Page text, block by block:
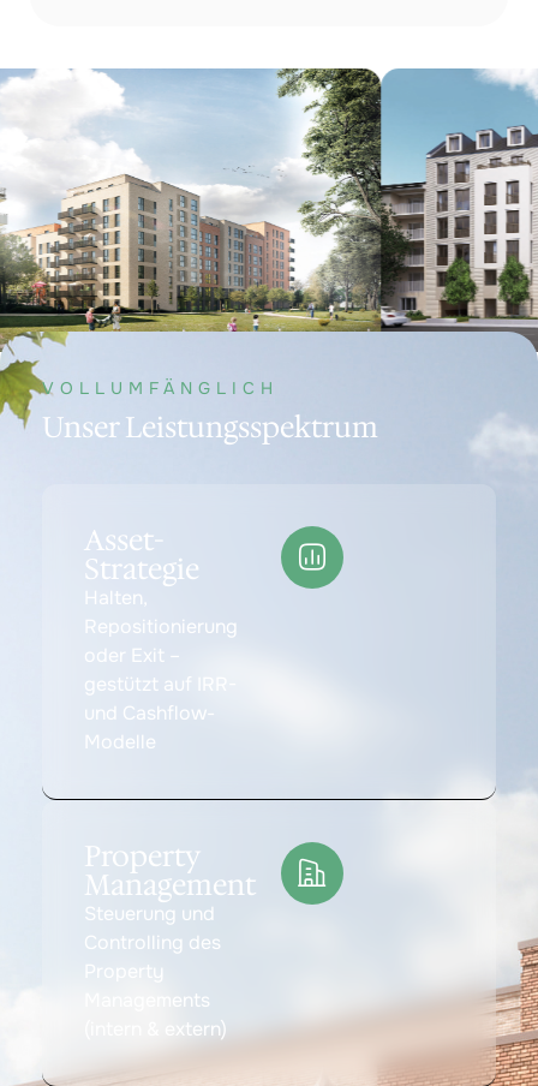
VOLLUMFÄNGLICH
Unser Leistungsspektrum
Asset-
Strategie
Halten,
Repositionierung
oder Exit –
gestützt auf IRR-
und Cashflow-
Modelle
Property
Management
Steuerung und
Controlling des
Property
Managements
(intern & extern)